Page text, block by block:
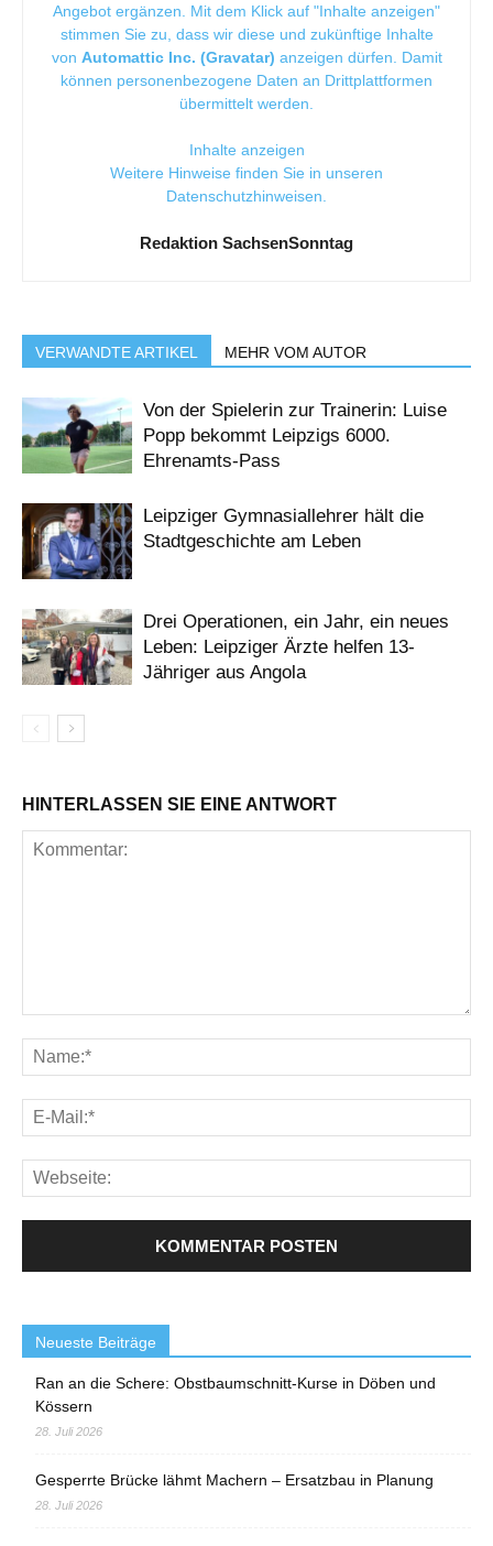
Angebot ergänzen. Mit dem Klick auf "Inhalte anzeigen"
stimmen Sie zu, dass wir diese und zukünftige Inhalte
von Automattic Inc. (Gravatar) anzeigen dürfen. Damit
können personenbezogene Daten an Drittplattformen
übermittelt werden.
Inhalte anzeigen
Weitere Hinweise finden Sie in unseren
Datenschutzhinweisen
Redaktion SachsenSonntag
VERWANDTE ARTIKEL MEHR VOM AUTOR
Von der Spielerin zur Trainerin: Luise
Popp bekommt Leipzigs 6000.
Ehrenamts-Pass
Leipziger Gymnasiallehrer hält die
Stadtgeschichte am Leben
Drei Operationen, ein Jahr, ein neues
Leben: Leipziger Ärzte helfen 13-
Jähriger aus Angola
HINTERLASSEN SIE EINE ANTWORT
Neueste Beiträge
Ran an die Schere: Obstbaumschnitt-Kurse in Döben und
Kössern
28. Juli 2026
Gesperrte Brücke lähmt Machern – Ersatzbau in Planung
28. Juli 2026